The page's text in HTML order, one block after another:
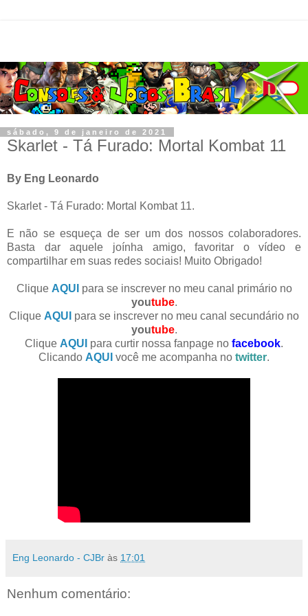
sábado, 9 de janeiro de 2021
Skarlet - Tá Furado: Mortal Kombat 11
By Eng Leonardo
Skarlet - Tá Furado: Mortal Kombat 11.
E não se esqueça de ser um dos nossos colaboradores.
Basta dar aquele joínha amigo, favoritar o vídeo e
compartilhar em suas redes sociais! Muito Obrigado!
Clique AQUI para se inscrever no meu canal primário no
youtube.
Clique AQUI para se inscrever no meu canal secundário no
youtube.
Clique AQUI para curtir nossa fanpage no facebook.
Clicando AQUI você me acompanha no twitter.
Eng Leonardo - CJBr às 17:01
Nenhum comentário: